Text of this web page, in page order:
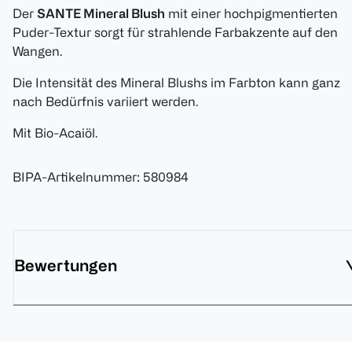
Der SANTE Mineral Blush mit einer hochpigmentierten
Puder-Textur sorgt für strahlende Farbakzente auf den
Wangen.
Die Intensität des Mineral Blushs im Farbton kann ganz
nach Bedürfnis variiert werden.
Mit Bio-Acaiöl.
BIPA-Artikelnummer: 580984
Bewertungen